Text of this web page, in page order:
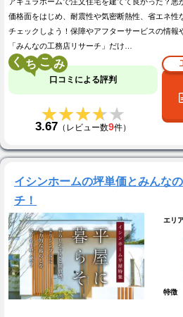
価格面をはじめ、耐震性や気密断熱性、省エネ性
チェックしよう！保障やアフターサービスの情報
「みんなの工務店リサーチ」だけ…
く こ
口コミによる評判
★★★★★
★★★★★
3.67 （レビュー数9件）
イシンホームの坪単価とみんな
チ！
エリ
特徴